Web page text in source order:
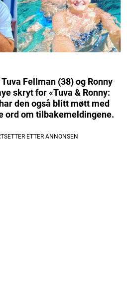
Fellman (38) og Ronny
skryt for «Tuva & Ronny:
den også blitt møtt med
ord om tilbakemeldingene.